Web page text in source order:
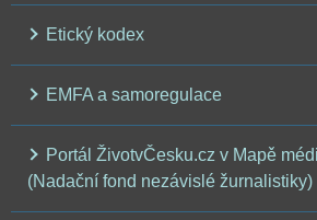
Etický kodex
EMFA a samoregulace
Portál ŽivotvČesku.cz v Mapě
(Nadační fond nezávislé žurnalistiky)